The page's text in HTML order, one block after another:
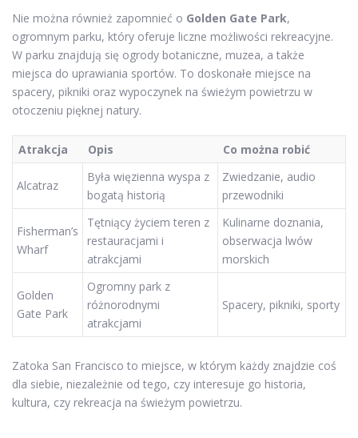
Nie można również zapomnieć o Golden Gate Park,
ogromnym parku, który oferuje liczne możliwości rekreacyjne.
W parku znajdują się ogrody botaniczne, muzea, a także
miejsca do uprawiania sportów. To doskonałe miejsce na
spacery, pikniki oraz wypoczynek na świeżym powietrzu w
otoczeniu pięknej natury.
Atrakcja Opis Co można robić
Alcatraz
Była więzienna wyspa z
bogatą historią
Zwiedzanie, audio
przewodniki
Fisherman’s
Wharf
Tętniący życiem teren z
restauracjami i
atrakcjami
Kulinarne doznania,
obserwacja lwów
morskich
Golden
Gate Park
Ogromny park z
różnorodnymi
atrakcjami
Spacery, pikniki, sporty
Zatoka San Francisco to miejsce, w którym każdy znajdzie coś
dla siebie, niezależnie od tego, czy interesuje go historia,
kultura, czy rekreacja na świeżym powietrzu.